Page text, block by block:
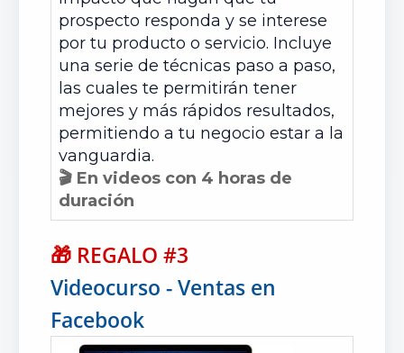
prospecto responda y se interese
por tu producto o servicio. Incluye
una serie de técnicas paso a paso,
las cuales te permitirán tener
mejores y más rápidos resultados,
permitiendo a tu negocio estar a la
vanguardia.
🎬 En videos con 4 horas de
duración
🎁 REGALO #3
Videocurso - Ventas en
Facebook